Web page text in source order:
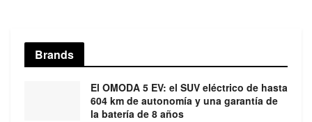
Brands
El OMODA 5 EV: el SUV eléctrico de hasta
604 km de autonomía y una garantía de
la batería de 8 años